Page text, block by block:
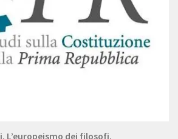
L’europeismo dei filosofi.